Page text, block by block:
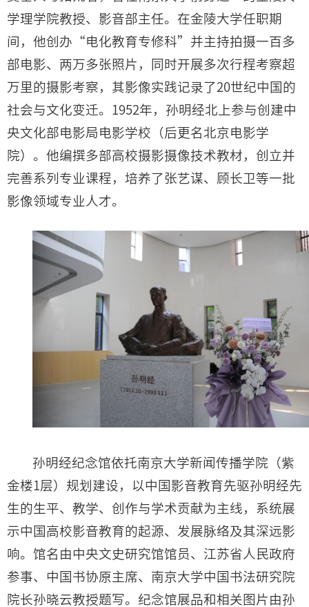
学理学院教授、影音部主任。在金陵大学任职期
间，他创办“电化教育专修科”并主持拍摄一百多
部电影、两万多张照片，同时开展多次行程考察超
万里的摄影考察，其影像实践记录了20世纪中国的
社会与文化变迁。1952年，孙明经北上参与创建中
央文化部电影局电影学校（后更名北京电影学
院）。他编撰多部高校摄影摄像技术教材，创立并
完善系列专业课程，培养了张艺谋、顾长卫等一批
影像领域专业人才。
孙明经纪念馆依托南京大学新闻传播学院（紫
金楼1层）规划建设，以中国影音教育先驱孙明经先
生的生平、教学、创作与学术贡献为主线，系统展
示中国高校影音教育的起源、发展脉络及其深远影
响。馆名由中央文史研究馆馆员、江苏省人民政府
参事、中国书协原主席、南京大学中国书法研究院
院长孙晓云教授题写。 纪念馆展品和相关图片由孙